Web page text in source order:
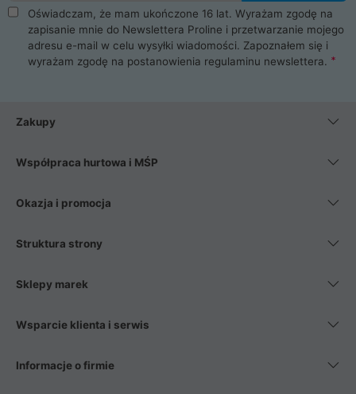
takie jak procesory, karty graficzne, płyty główne, pamięci,
dyski SSD, M.2 oraz HDD. Nasi pracownicy pomogą Ci wybrać
najlepszy zasilacz komputerowy oraz obudowę do komputera.
Poza komputerami mamy również najlepsze na rynku
Smartfony takich producentów jak Xiaomi, Apple, Samsung i
wentylatory. Na koniec mając już to wszystko, możesz
Oświadczam, że mam ukończone 16 lat. Wyrażam zgodę na
zapisanie mnie do Newslettera Proline i przetwarzanie mojego
adresu e-mail w celu wysyłki wiadomości. Zapoznałem się i
wyrażam zgodę na postanowienia regulaminu newslettera.
Zakupy
Współpraca hurtowa i MŚP
Okazja i promocja
Struktura strony
Sklepy marek
Wsparcie klienta i serwis
Informacje o firmie